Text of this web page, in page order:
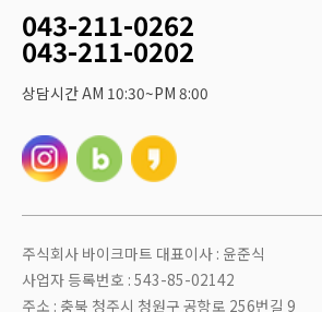
043-211-0262
043-211-0202
상담시간 AM 10:30~PM 8:00
주식회사 바이크마트 대표이사 : 윤준식
사업자 등록번호 : 543-85-02142
주소 : 충북 청주시 청원구 공항로 256번길 9